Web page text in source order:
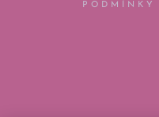
PODMÍNKY